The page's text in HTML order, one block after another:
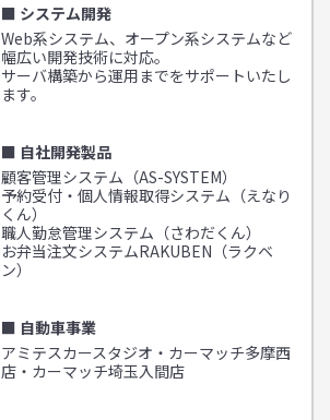
■ システム開発
Web系システム、オープン系システムなど
幅広い開発技術に対応。
サーバ構築から運用までをサポートいたし
ます。
■ 自社開発製品
顧客管理システム（AS-SYSTEM）
予約受付・個人情報取得システム（えなり
くん）
職人勤怠管理システム（さわだくん）
お弁当注文システムRAKUBEN（ラクベ
ン）
■ 自動車事業
アミテスカースタジオ・カーマッチ多摩西
店・カーマッチ埼玉入間店